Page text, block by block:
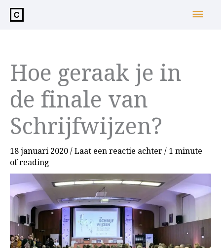
inhoud
Hoe geraak je in
de finale van
Schrijfwijzen?
18 januari 2020/Laat een reactie achter/ 1 minute
of reading